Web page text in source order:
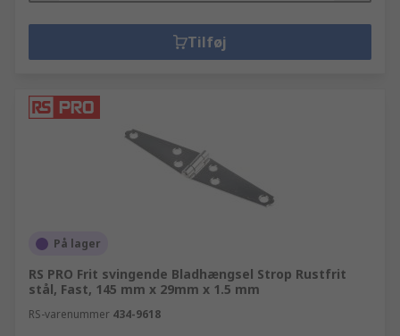
Tilføj
På lager
RS PRO Frit svingende Bladhængsel Strop Rustfrit
stål, Fast, 145 mm x 29mm x 1.5 mm
RS-varenummer 434-9618